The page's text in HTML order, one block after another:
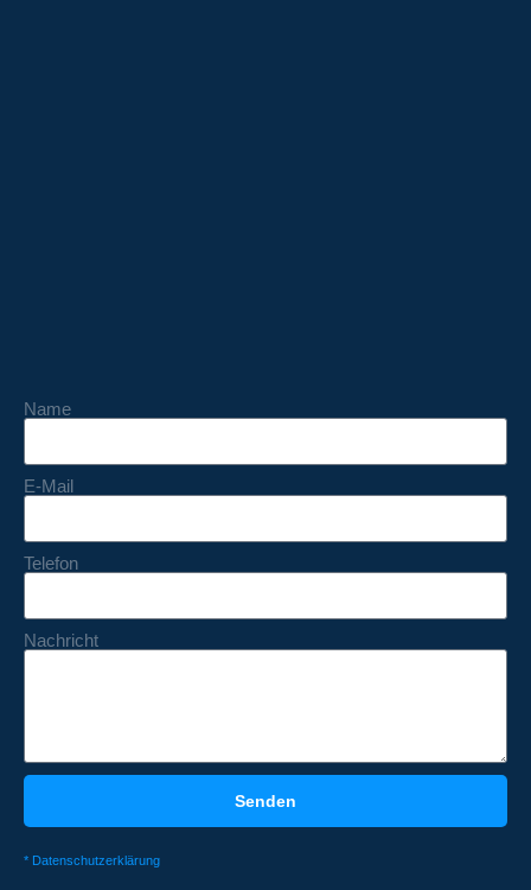
Name
E-Mail
Telefon
Nachricht
Senden
* Datenschutzerklärung